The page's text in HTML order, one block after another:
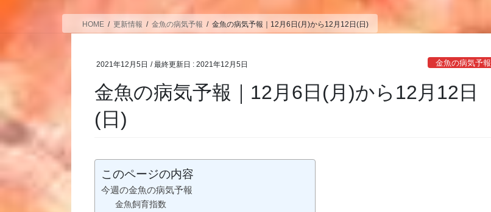
HOME 更新情報 金魚の病気予報 金魚の病気予報｜12月6日(月)から12月12日(日)
2021年12月5日 / 最終更新日 :2021年12月5日 金魚の病気予報
金魚の病気予報｜12月6日(月)から12月12日
(日)
このページの内容
今週の金魚の病気予報
金魚飼育指数